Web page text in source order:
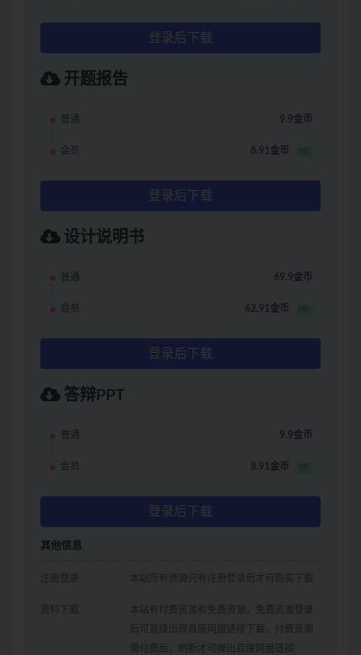
登录后下载
开题报告
普通 9.9金币
会员 8.91金币 9折
登录后下载
设计说明书
普通 69.9金币
会员 62.91金币 9折
登录后下载
答辩PPT
普通 9.9金币
会员 8.91金币 9折
登录后下载
其他信息
注册登录 本站所有资源只有注册登录后才可购买下载
资料下载
本站有付费资源和免费资源，免费资源登录
后可直接出现百度网盘链接下载，付费资源
需付费后，刷新才可弹出百度网盘链接